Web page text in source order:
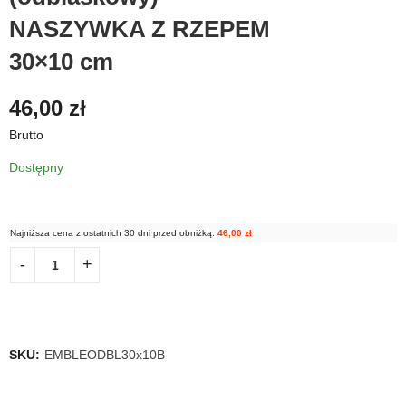
NASZYWKA Z RZEPEM
30×10 cm
46,00 zł
Brutto
Dostępny
Najniższa cena z ostatnich 30 dni przed obniżką: 46,00 zł
SKU: EMBLEODBL30x10B